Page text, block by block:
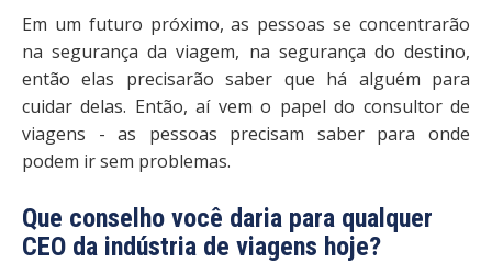
Em um futuro próximo, as pessoas se concentrarão
na segurança da viagem, na segurança do destino,
então elas precisarão saber que há alguém para
cuidar delas. Então, aí vem o papel do consultor de
viagens - as pessoas precisam saber para onde
podem ir sem problemas.
Que conselho você daria para qualquer
CEO da indústria de viagens hoje?